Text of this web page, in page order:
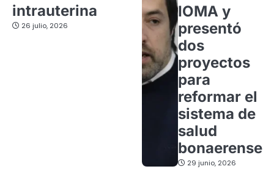
intrauterina
26 julio, 2026
IOMA y
presentó
dos
proyectos
para
reformar el
sistema de
salud
bonaerense
29 junio, 2026